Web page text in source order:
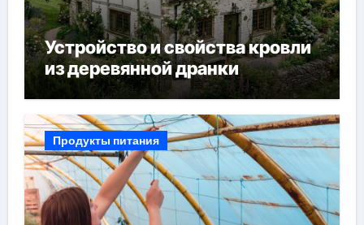
Устройство и свойства кровли
из деревянной дранки
Продукты питания